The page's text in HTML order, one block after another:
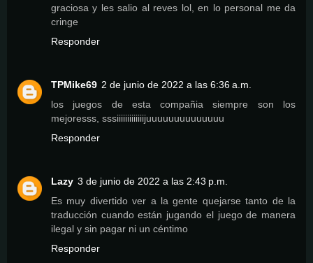
graciosa y les salio al reves lol, en lo personal me da
cringe
Responder
TPMike69 2 de junio de 2022 a las 6:36 a.m.
los juegos de esta compañia siempre son los
mejoresss, sssiiiiiiiiiiiiijuuuuuuuuuuuuuu
Responder
Lazy 3 de junio de 2022 a las 2:43 p.m.
Es muy divertido ver a la gente quejarse tanto de la
traducción cuando están jugando el juego de manera
ilegal y sin pagar ni un céntimo
Responder